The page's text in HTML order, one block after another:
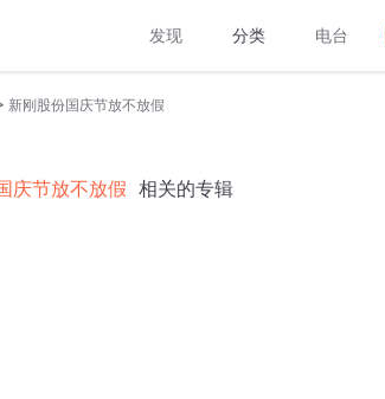
发现 分类 电台
新刚股份国庆节放不放假
庆节放不放假 相关的专辑